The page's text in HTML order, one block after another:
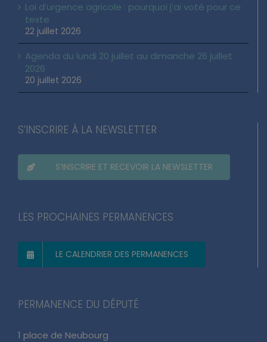
Loi d’urgence agricole : pourquoi j’ai voté pour ce
texte
22 juillet 2026
Agenda du lundi 20 juillet au dimanche 26 juillet
2026
20 juillet 2026
S’INSCRIRE À LA NEWSLETTER
S’INSCRIRE ET RECEVOIR LA NEWSLETTER
LES PROCHAINES PERMANENCES
LE CALENDRIER DES PERMANENCES
PERMANENCE DU DÉPUTÉ
1 place de Neubourg